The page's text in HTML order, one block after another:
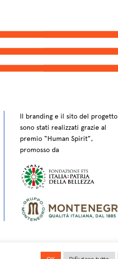
Il branding e il sito del progetto
sono stati realizzati grazie al
premio “Human Spirit”,
promosso da